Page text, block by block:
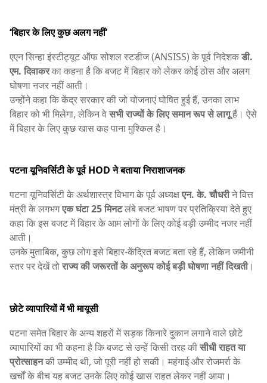
‘बिहार के लिए कुछ अलग नहीं’
एएन सिन्हा इंस्टीट्यूट ऑफ सोशल स्टडीज (ANSISS) के पूर्व निदेशकडी.
एम. दिवाकरका कहना है कि बजट में बिहार को लेकर कोई ठोस और अलग
घोषणा नजर नहीं आती।
उन्होंने कहा कि केंद्र सरकार की जो योजनाएं घोषित हुई हैं, उनका लाभ
बिहार को भी मिलेगा, लेकिन वेसभी राज्यों के लिए समान रूप से लागूहैं। ऐसे
में बिहार के लिए कुछ खास कह पाना मुश्किल है।
पटना यूनिवर्सिटी के पूर्व HOD ने बताया निराशाजनक
पटना यूनिवर्सिटी के अर्थशास्त्र विभाग के पूर्व अध्यक्षएन. के. चौधरीने वित्त
मंत्री के लगभगएक घंटा 25 मिनटलंबे बजट भाषण पर प्रतिक्रिया देते हुए
कहा कि इस बजट में बिहार के आम लोगों के लिए कोई बड़ी उम्मीद नजर नहीं
आती।
उनके मुताबिक, कुछ लोग इसे बिहार-केंद्रित बजट बता रहे हैं, लेकिन जमीनी
स्तर पर देखें तोराज्य की जरूरतों के अनुरूप कोई बड़ी घोषणा नहीं दिखती।
छोटे व्यापारियों में भी मायूसी
पटना समेत बिहार के अन्य शहरों में सड़क किनारे दुकान लगाने वाले छोटे
व्यापारियों का भी कहना है कि बजट से उन्हें किसी तरह कीसीधी राहत या
प्रोत्साहनकी उम्मीद थी, जो पूरी नहीं हो सकी। महंगाई और रोजमर्रा के
खर्चों के बीच यह बजट उनके लिए कोई खास राहत लेकर नहीं आया।